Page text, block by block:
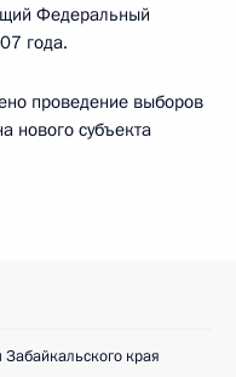
Федеральный
года.
проведение выборов
нового субъекта
Забайкальского края